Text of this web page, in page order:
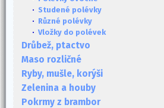
· Studené polévky
· Různé polévky
· Vložky do polévek
Drůbež, ptactvo
Maso rozličné
Ryby, mušle, korýši
Zelenina a houby
Pokrmy z brambor